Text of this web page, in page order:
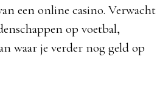
een online casino. Verwacht
op voetbal,
waar je verder nog geld op